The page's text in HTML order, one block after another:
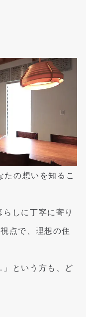
たの想いを知るこ
しに丁寧に寄り
点で、理想の住
」という方も、ど